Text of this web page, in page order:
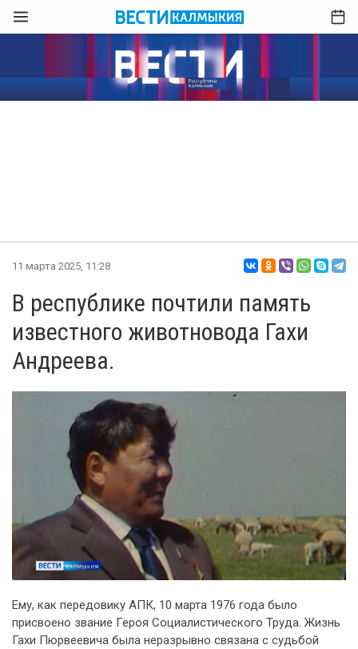
11 марта 2025, 11:28
В республике почтили память
известного животновода Гахи
Андреева.
Ему, как передовику АПК, 10 марта 1976 года было
присвоено звание Героя Социалистического Труда. Жизнь
Гахи Пюрвеевича была неразрывно связана с судьбой